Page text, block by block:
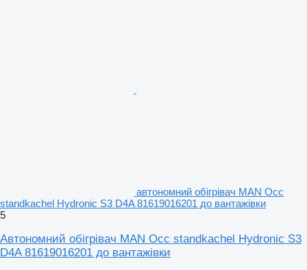
автономний обігрівач MAN Occ
standkachel Hydronic S3 D4A 81619016201 до вантажівки
5
Автономний обігрівач MAN Occ standkachel Hydronic S3
D4A 81619016201 до вантажівки